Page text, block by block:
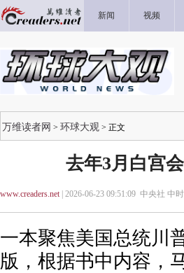
新闻 视频
万维读者网 > 环球大观 > 正文
去年3月白宫
www.creaders.net| 2026-06-23 09:51:09 中央社 中时 |
一本聚焦美国总统川
版，根据书中内容，